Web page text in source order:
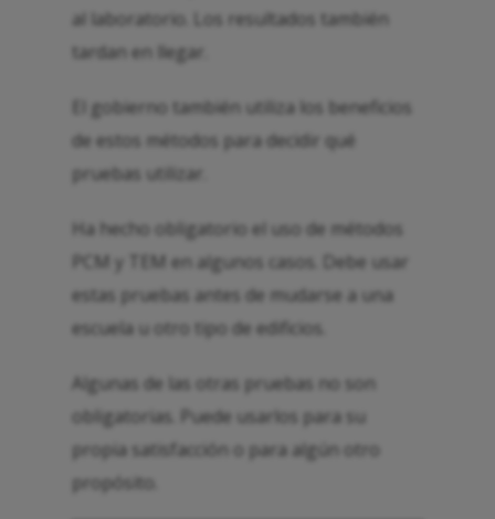
al laboratorio. Los resultados también
tardan en llegar.
El gobierno también utiliza los beneficios
de estos métodos para decidir qué
pruebas utilizar.
Ha hecho obligatorio el uso de métodos
PCM y TEM en algunos casos. Debe usar
estas pruebas antes de mudarse a una
escuela u otro tipo de edificios.
Algunas de las otras pruebas no son
obligatorias. Puede usarlos para su
propia satisfacción o para algún otro
propósito.